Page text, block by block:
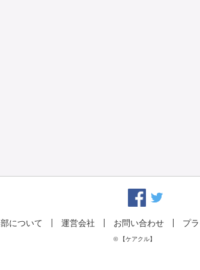
について 運営会社 お問い合わせ プ
© 【ケアクル】